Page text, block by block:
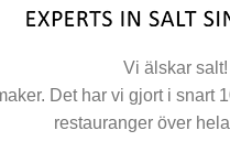
Vi älskar salt!
Det har vi gjort i
restauranger över